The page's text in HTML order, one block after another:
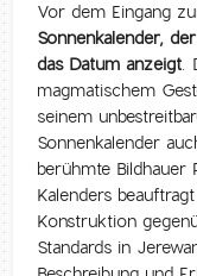
Vor dem Eingang
Sonnenkalender,
das Datum anzeigt.
magmatischem
seinem
Sonnenkalender
berühmte
Kalenders
Konstruktion
Standards in